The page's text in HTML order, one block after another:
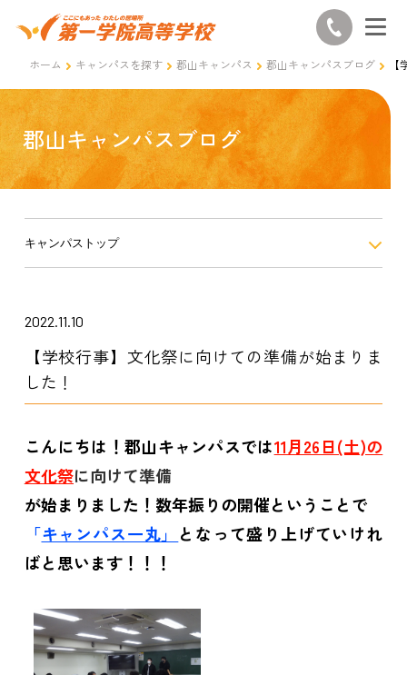
ホーム キャンパスを探す 郡山キャンパス 郡山キャンパスブログ
郡山キャンパスブログ
キャンパストップ
2022.11.10
【学校行事】文化祭に向けての準備が始まりま
した！
こんにちは！郡山キャンパスでは11月26日(土)の
文化祭に向けて準備
が始まりました！数年振りの開催ということで
「キャンパス一丸」 となって盛り上げていけれ
ばと思います！！！